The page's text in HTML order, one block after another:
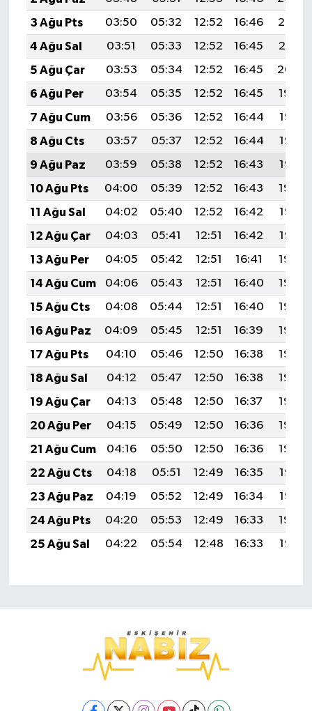
3 Ağu Pts
03:50 05:32 12:52 16:46
20:03
4 Ağu Sal
03:51 05:33 12:52 16:45
20:01
5 Ağu Çar
03:53 05:34 12:52 16:45
20:00
6 Ağu Per
03:54 05:35 12:52 16:45
19:59
7 Ağu Cum
03:56 05:36 12:52 16:44
19:58
8 Ağu Cts
03:57 05:37 12:52 16:44
19:57
9 Ağu Paz
03:59 05:38 12:52 16:43
19:55
10 Ağu Pts
04:00 05:39 12:52 16:43
19:54
11 Ağu Sal
04:02 05:40 12:52 16:42
19:53
12 Ağu Çar
04:03 05:41 12:51 16:42
19:52
13 Ağu Per
04:05 05:42 12:51 16:41
19:50
14 Ağu Cum
04:06 05:43 12:51 16:40
19:49
15 Ağu Cts
04:08 05:44 12:51 16:40
19:48
16 Ağu Paz
04:09 05:45 12:51 16:39
19:46
17 Ağu Pts
04:10 05:46 12:50 16:38
19:45
18 Ağu Sal
04:12 05:47 12:50 16:38
19:43
19 Ağu Çar
04:13 05:48 12:50 16:37
19:42
20 Ağu Per
04:15 05:49 12:50 16:36
19:40
21 Ağu Cum
04:16 05:50 12:50 16:36
19:39
22 Ağu Cts
04:18 05:51 12:49 16:35
19:37
23 Ağu Paz
04:19 05:52 12:49 16:34
19:36
24 Ağu Pts
04:20 05:53 12:49 16:33
19:34
25 Ağu Sal
04:22 05:54 12:48 16:33 19:33